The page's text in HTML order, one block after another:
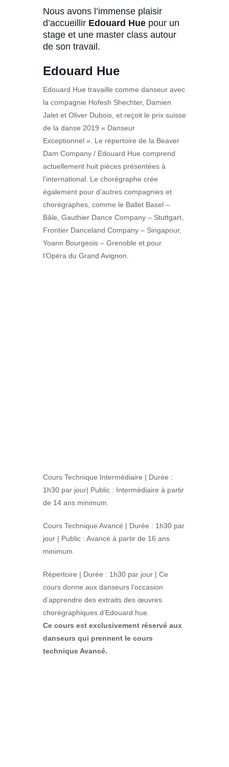
Nous avons l’immense plaisir
d’accueillir Edouard Hue pour un
stage et une master class autour
de son travail.
Edouard Hue
Edouard Hue travaille comme danseur avec
la compagnie Hofesh Shechter, Damien
Jalet et Oliver Dubois, et reçoit le prix suisse
de la danse 2019 « Danseur
Exceptionnel ». Le répertoire de la Beaver
Dam Company / Edouard Hue comprend
actuellement huit pièces présentées à
l’international. Le chorégraphe crée
également pour d’autres compagnies et
chorégraphes, comme le Ballet Basel –
Bâle, Gauthier Dance Company – Stuttgart,
Frontier Danceland Company – Singapour,
Yoann Bourgeois – Grenoble et pour
l’Opéra du Grand Avignon.
Cours Technique Intermédiaire | Durée :
1h30 par jour| Public : Intermédiaire à partir
de 14 ans minimum.
Cours Technique Avancé | Durée : 1h30 par
jour | Public : Avancé à partir de 16 ans
minimum.
Répertoire | Durée : 1h30 par jour | Ce
cours donne aux danseurs l’occasion
d’apprendre des extraits des œuvres
chorégraphiques d’Edouard hue.
Ce cours est exclusivement réservé aux
danseurs qui prennent le cours
technique Avancé.